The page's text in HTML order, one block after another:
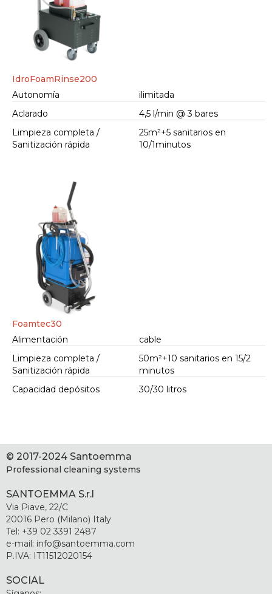
IdroFoamRinse200
Autonomía
ilimitada
Aclarado
4,5 l/min @ 3 bares
Limpieza completa /
Sanitización rápida
25m²+5 sanitarios en
10/1minutos
Foamtec30
Alimentación
cable
Limpieza completa /
Sanitización rápida
50m²+10 sanitarios en 15/2
minutos
Capacidad depósitos
30/30 litros
© 2017-2024 Santoemma
Professional cleaning systems
SANTOEMMA S.r.l
Via Piave, 22/C
20016 Pero (Milano) Italy
Tel: +39 02 3391 2487
e-mail: info@santoemma.com
P.IVA: IT11512020154
SOCIAL